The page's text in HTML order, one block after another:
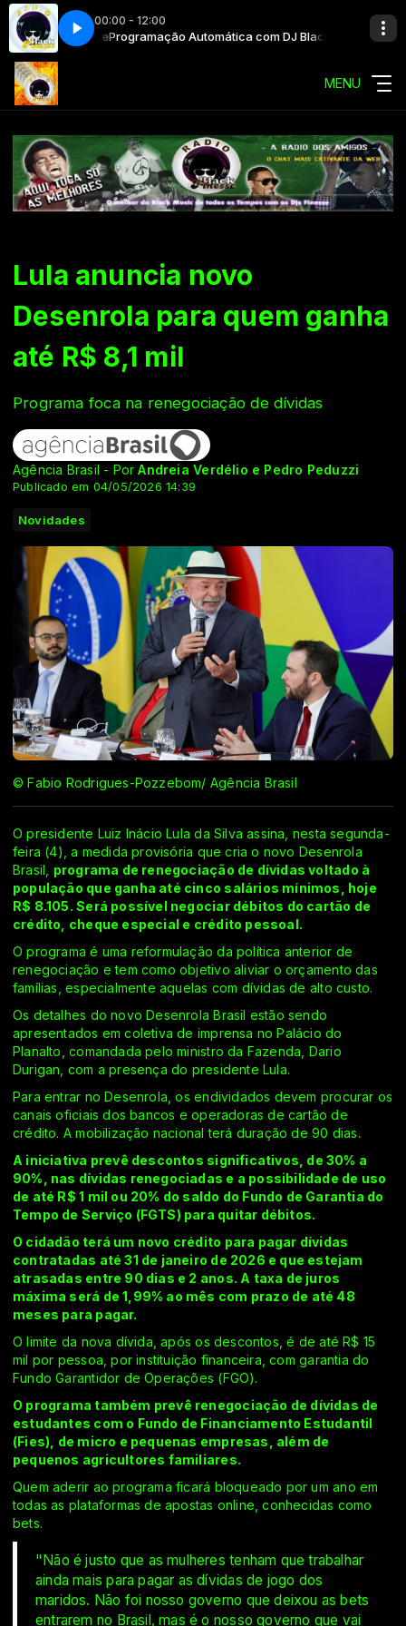
00:00 - 12:00
Finesse Programação Automática com DJ Black Finesse
MENU
Lula anuncia novo
Desenrola para quem ganha
até R$ 8,1 mil
Programa foca na renegociação de dívidas
Agência Brasil - PorAndreia Verdélio e Pedro Peduzzi
Publicado em 04/05/2026 14:39
Novidades
© Fabio Rodrigues-Pozzebom/ Agência Brasil
O presidente Luiz Inácio Lula da Silva assina, nesta segunda-
feira (4), a medida provisória que cria o novo Desenrola
Brasil, programa de renegociação de dívidas voltado à
população que ganha até cinco salários mínimos, hoje
R$ 8.105. Será possível negociar débitos do cartão de
crédito, cheque especial e crédito pessoal.
O programa é uma reformulação da política anterior de
renegociação e tem como objetivo aliviar o orçamento das
famílias, especialmente aquelas com dívidas de alto custo.
Os detalhes do novo Desenrola Brasil estão sendo
apresentados em coletiva de imprensa no Palácio do
Planalto, comandada pelo ministro da Fazenda, Dario
Durigan, com a presença do presidente Lula.
Para entrar no Desenrola, os endividados devem procurar os
canais oficiais dos bancos e operadoras de cartão de
crédito. A mobilização nacional terá duração de 90 dias.
A iniciativa prevê descontos significativos, de 30% a
90%, nas dívidas renegociadas e a possibilidade de uso
de até R$ 1 mil ou 20% do saldo do Fundo de Garantia do
Tempo de Serviço (FGTS) para quitar débitos.
O cidadão terá um novo crédito para pagar dívidas
contratadas até 31 de janeiro de 2026 e que estejam
atrasadas entre 90 dias e 2 anos. A taxa de juros
máxima será de 1,99% ao mês com prazo de até 48
meses para pagar.
O limite da nova dívida, após os descontos, é de até R$ 15
mil por pessoa, por instituição financeira, com garantia do
Fundo Garantidor de Operações (FGO).
O programa também prevê renegociação de dívidas de
estudantes com o Fundo de Financiamento Estudantil
(Fies), de micro e pequenas empresas, além de
pequenos agricultores familiares.
Quem aderir ao programa ficará bloqueado por um ano em
todas as plataformas de apostas online, conhecidas como
bets.
"Não é justo que as mulheres tenham que trabalhar
ainda mais para pagar as dívidas de jogo dos
maridos. Não foi nosso governo que deixou as bets
entrarem no Brasil, mas é o nosso governo que vai